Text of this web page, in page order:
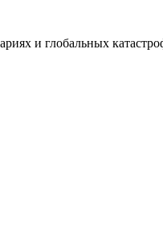
и глобальных